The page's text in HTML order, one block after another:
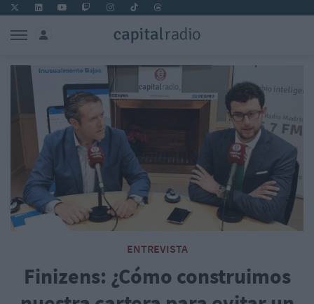
ENTREVISTA
Finizens: ¿Cómo construimos